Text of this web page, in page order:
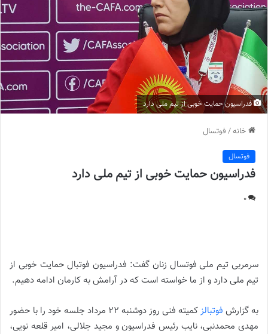
فدراسیون حمایت خوبی از تیم ملی دارد
خانه/ فوتسال
فوتسال
فدراسیون حمایت خوبی از تیم ملی دارد
0
سرمربی تیم ملی فوتسال زنان گفت: فدراسیون فوتبال حمایت خوبی از
تیم ملی دارد و از ما خواسته است که در آرامش به کارمان ادامه دهیم.
به گزارش فوتبالز
کمیته فنی روز دوشنبه ۲۲ مرداد جلسه خود را با حضور
مهدی محمدنبی، نایب رئیس فدراسیون و مجید جلالی، امیر قلعه نویی،